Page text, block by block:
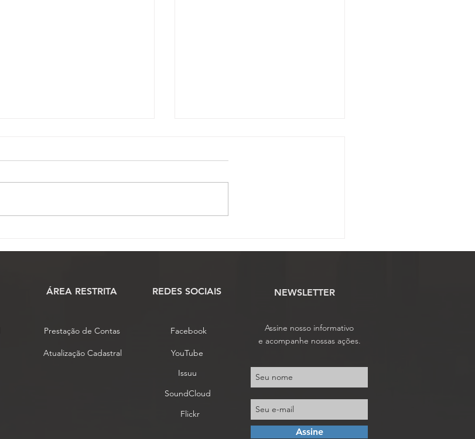
veículos de Oficiais de
conclui análise das
​ÁREA RESTRITA REDES SOCIAIS NEWSLETTER
Prestação de Contas
Atualização Cadastral
Facebook
YouTube
Issuu
SoundCloud
Flickr
Assine
Assine nosso informativo
e acompanhe nossas ações.